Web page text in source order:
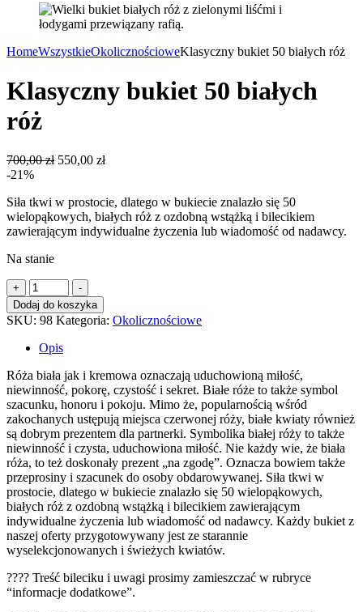
HomeWszystkieOkolicznościoweKlasyczny bukiet 50 białych róż
Klasyczny bukiet 50 białych
róż
700,00zł Pierwotna
700,00 zł.
550,00 złAktualna
550,00 zł.
-21%
Siła tkwi w prostocie, dlatego w bukiecie znalazło się 50
wielopąkowych, białych róż z ozdobną wstążką i bilecikiem
zawierającym indywidualne życzenia lub wiadomość od nadawcy.
Na stanie
+
ilość
Klasyczny
bukiet
50
białych
róż
-
Dodaj do koszyka
SKU: 98 Kategoria: Okolicznościowe
Opis
Róża biała jak i kremowa oznaczają uduchowioną miłość,
niewinność, pokorę, czystość i sekret. Białe róże to także symbol
szacunku, honoru i pokoju. Mimo że, popularnością wśród
zakochanych ustępują miejsca czerwonej róży, białe kwiaty również
są dobrym prezentem dla partnerki. Symbolika białej róży to także
niewinność i czysta, uduchowiona miłość. Nie każdy wie, że biała
róża, to też doskonały prezent „na zgodę”. Oznacza bowiem także
przeprosiny i szacunek do osoby obdarowywanej. Siła tkwi w
prostocie, dlatego w bukiecie znalazło się 50 wielopąkowych,
białych róż z ozdobną wstążką i bilecikiem zawierającym
indywidualne życzenia lub wiadomość od nadawcy. Każdy bukiet z
naszej oferty przygotowywany jest ze starannie
wyselekcjonowanych i świeżych kwiatów.
???? Treść bileciku i uwagi prosimy zamieszczać w rubryce
“informacje dodatkowe”.